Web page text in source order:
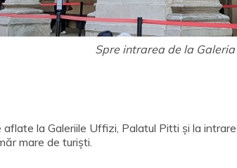
Spre intrarea de la
la Galeriile Uffizi, Palatul Pitti și la
mare de turiști.